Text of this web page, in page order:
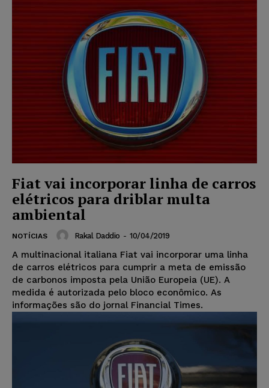
Fiat vai incorporar linha de carros
elétricos para driblar multa
ambiental
NOTÍCIAS Rakal Daddio - 10/04/2019
A multinacional italiana Fiat vai incorporar uma linha
de carros elétricos para cumprir a meta de emissão
de carbonos imposta pela União Europeia (UE). A
medida é autorizada pelo bloco econômico. As
informações são do jornal Financial Times.